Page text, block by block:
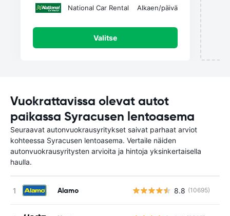
National Car Rental Alkaen/päivä
Valitse
Vuokrattavissa olevat autot
paikassa Syracusen lentoasema
Seuraavat autonvuokrausyritykset saivat parhaat arviot
kohteessa Syracusen lentoasema. Vertaile näiden
autonvuokrausyritysten arvioita ja hintoja yksinkertaisella
haulla.
Alamo 8.8 (10695)